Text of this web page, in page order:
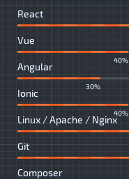
React
Vue
40%
Angular
30%
Ionic
40%
Linux / Apache / Nginx
Git
Composer